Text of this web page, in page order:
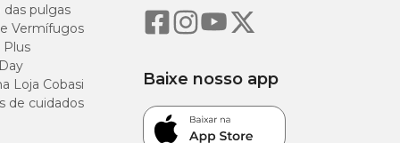
9,00%
das pulgas
Vermífugos
Plus
Loja Cobasi
de cuidados
Baixe nosso app